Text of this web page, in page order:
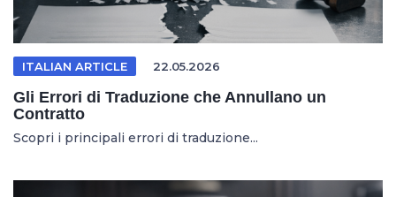
ITALIAN ARTICLE 22.05.2026
Gli Errori di Traduzione che Annullano un
Contratto
Scopri i principali errori di traduzione...